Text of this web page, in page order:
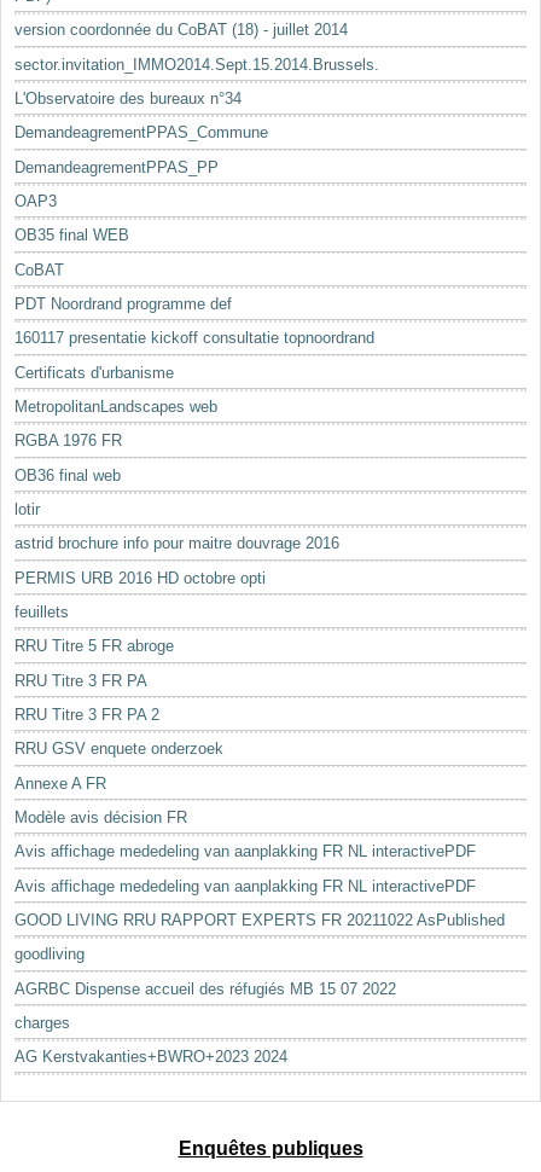
version coordonnée du CoBAT (18) - juillet 2014
sector.invitation_IMMO2014.Sept.15.2014.Brussels.
L'Observatoire des bureaux n°34
DemandeagrementPPAS_Commune
DemandeagrementPPAS_PP
OAP3
OB35 final WEB
CoBAT
PDT Noordrand programme def
160117 presentatie kickoff consultatie topnoordrand
Certificats d'urbanisme
MetropolitanLandscapes web
RGBA 1976 FR
OB36 final web
lotir
astrid brochure info pour maitre douvrage 2016
PERMIS URB 2016 HD octobre opti
feuillets
RRU Titre 5 FR abroge
RRU Titre 3 FR PA
RRU Titre 3 FR PA 2
RRU GSV enquete onderzoek
Annexe A FR
Modèle avis décision FR
Avis affichage mededeling van aanplakking FR NL interactivePDF
Avis affichage mededeling van aanplakking FR NL interactivePDF
GOOD LIVING RRU RAPPORT EXPERTS FR 20211022 AsPublished
goodliving
AGRBC Dispense accueil des réfugiés MB 15 07 2022
charges
AG Kerstvakanties+BWRO+2023 2024
Enquêtes publiques